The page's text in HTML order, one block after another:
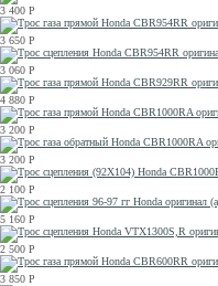
3 400 Р
3 650 Р
3 060 Р
4 880 Р
3 200 Р
3 200 Р
2 100 Р
5 160 Р
2 500 Р
3 850 Р